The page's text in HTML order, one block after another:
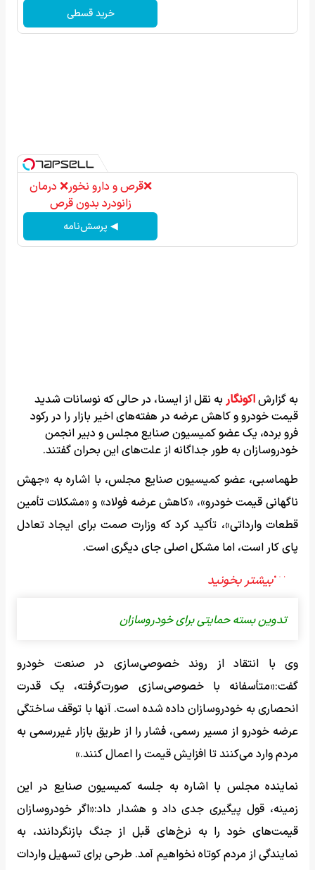
خرید قسطی
❌قرص‌ و دارو نخور❌ درمان
زانودرد بدون قرص
◀ پرسش‌نامه
به گزارشاکونگار به نقل از ایسنا، در حالی که نوسانات شدید
قیمت خودرو و کاهش عرضه در هفته‌های اخیر بازار را در رکود
فرو برده، یک عضو کمیسیون صنایع مجلس و دبیر انجمن
خودروسازان به طور جداگانه از علت‌های این بحران گفتند.
طهماسبی، عضو کمیسیون صنایع مجلس، با اشاره به «جهش
ناگهانی قیمت خودرو»، «کاهش عرضه فولاد» و «مشکلات تأمین
قطعات وارداتی»، تأکید کرد که وزارت صمت برای ایجاد تعادل
پای کار است، اما مشکل اصلی جای دیگری است.
تدوین بسته حمایتی برای خودروسازان
وی با انتقاد از روند خصوصی‌سازی در صنعت خودرو
گفت:«متأسفانه با خصوصی‌سازی صورت‌گرفته، یک قدرت
انحصاری به خودروسازان داده شده است. آنها با توقف ساختگی
عرضه خودرو از مسیر رسمی، فشار را از طریق بازار غیررسمی به
مردم وارد می‌کنند تا افزایش قیمت را اعمال کنند.»
نماینده مجلس با اشاره به جلسه کمیسیون صنایع در این
زمینه، قول پیگیری جدی داد و هشدار داد:«اگر خودروسازان
قیمت‌های خود را به نرخ‌های قبل از جنگ بازنگردانند، به
نمایندگی از مردم کوتاه نخواهیم آمد. طرحی برای تسهیل واردات